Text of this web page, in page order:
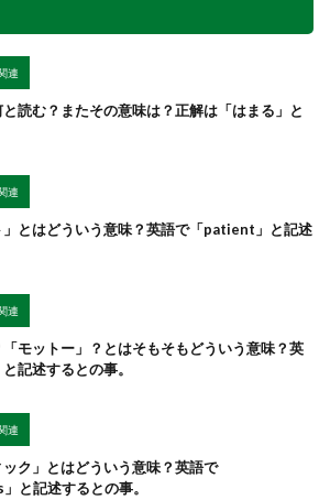
連
と読む？またその意味は？正解は「はまる」と
連
」とはどういう意味？英語で「patient」と記述
連
「モットー」？とはそもそもどういう意味？英
記述するとの事。
連
ック」とはどういう意味？英語で
と記述するとの事。